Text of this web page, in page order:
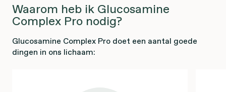
Waarom heb ik Glucosamine
Complex Pro nodig?
Glucosamine Complex Pro doet een aantal goede
dingen in ons lichaam: